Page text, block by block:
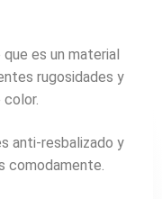
es un material
rugosidades y
anti-resbalizado y
comodamente.